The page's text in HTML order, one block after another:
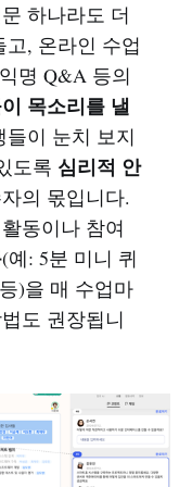
하나라도 더
, 온라인 수업
명 Q&A 등의
목소리를 낼
이 눈치 보지
도록 심리적 안
의 몫입니다.
동이나 참여
(예: 5분 미니 퀴
)을 매 수업마
도 권장됩니